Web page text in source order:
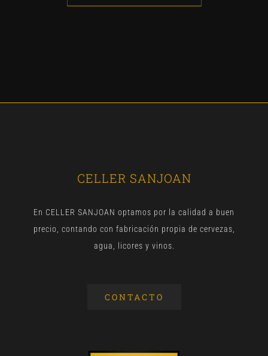
CELLER SANJOAN
En CELLER SANJOAN optamos por la calidad a buen
precio, contando con fabricación propia de cervezas,
agua, licores y vinos.
CONTACTO